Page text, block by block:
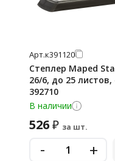
Арт.к391120
Степлер Maped
26/6, до 25 листов,
392710
В наличии
526₽ за шт.
- +